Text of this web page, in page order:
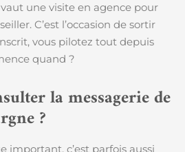
une visite en agence pour
C’est l’occasion de sortir
vous pilotez tout depuis
quand ?
la messagerie de
?
important, c’est parfois aussi